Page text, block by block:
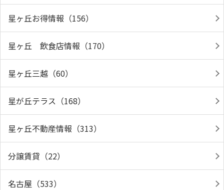
星ヶ丘お得情報（156）
星ヶ丘 飲食店情報（170）
星ヶ丘三越（60）
星が丘テラス（168）
星ヶ丘不動産情報（313）
分譲賃貸（22）
名古屋（533）